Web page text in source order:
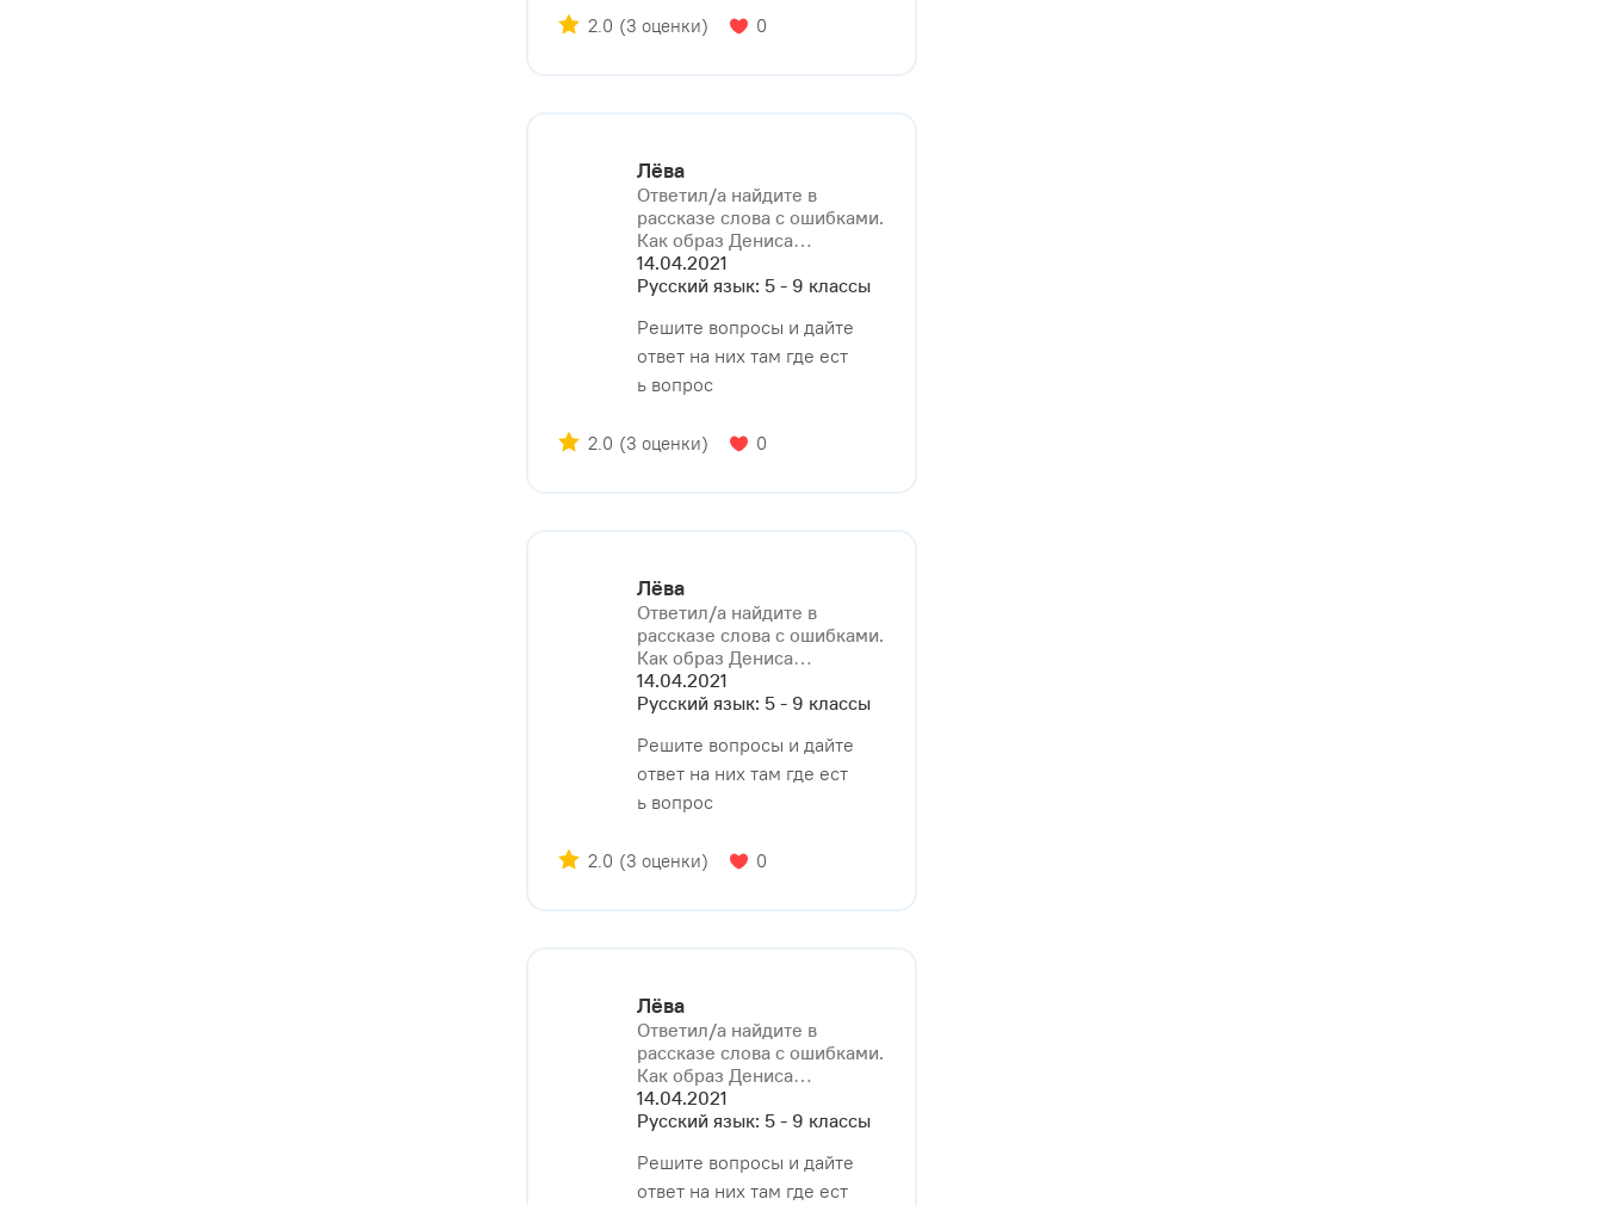
2.0 (3 оценки) 0
Лёва
Ответил/a найдите в
рассказе слова с ошибками.
Как образ Дениса⁠…
14.04.2021
Русский язык: 5 - 9 классы
Решите вопросы и дайте
ответ на них там где ест
ь вопрос
2.0 (3 оценки) 0
Лёва
Ответил/a найдите в
рассказе слова с ошибками.
Как образ Дениса⁠…
14.04.2021
Русский язык: 5 - 9 классы
Решите вопросы и дайте
ответ на них там где ест
ь вопрос
2.0 (3 оценки) 0
Лёва
Ответил/a найдите в
рассказе слова с ошибками.
Как образ Дениса⁠…
14.04.2021
Русский язык: 5 - 9 классы
Решите вопросы и дайте
ответ на них там где ест